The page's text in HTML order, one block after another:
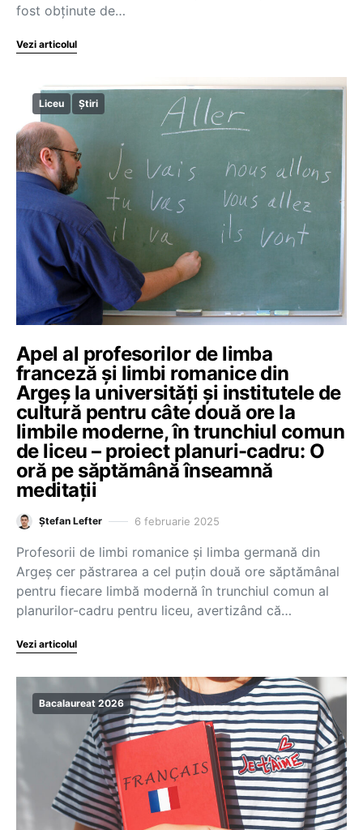
fost obținute de…
Vezi articolul
Liceu Știri
Apel al profesorilor de limba
franceză și limbi romanice din
Argeș la universități și institutele de
cultură pentru câte două ore la
limbile moderne, în trunchiul comun
de liceu – proiect planuri-cadru: O
oră pe săptămână înseamnă
meditații
Ștefan Lefter 6 februarie 2025
Profesorii de limbi romanice și limba germană din
Argeș cer păstrarea a cel puțin două ore săptămânal
pentru fiecare limbă modernă în trunchiul comun al
planurilor-cadru pentru liceu, avertizând că…
Vezi articolul
Bacalaureat 2026